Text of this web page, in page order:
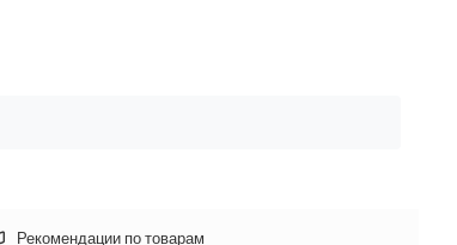
Рекомендации по товарам